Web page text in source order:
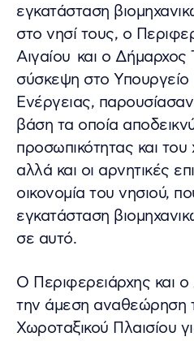
εγκατάσταση
στο νησί τους, ο
Αιγαίου και ο Δήμαρχος
σύσκεψη στο Υπουργείο
Ενέργειας,
βάση τα οποία
προσωπικότητας και
αλλά και οι αρνητικές
οικονομία του νησιού,
εγκατάσταση
σε αυτό.
Ο Περιφερειάρχης και
την άμεση αναθεώρηση
Χωροταξικού Πλαισίου